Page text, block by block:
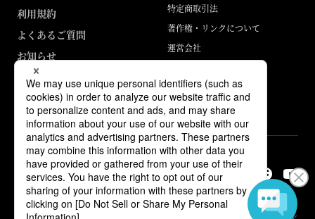
利用規約
よくあるご質問
お知らせ
特定商取引法
著作権・リンクについて
運営会社
ABJマークは、この電子書店・電子書籍配信サービスが、著作権者からコン